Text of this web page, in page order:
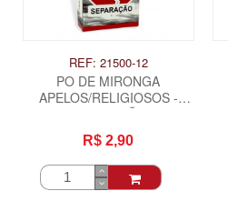
REF: 21500-12
PO DE MIRONGA
APELOS/RELIGIOSOS -
SEPARAÇÃO
R$ 2,90